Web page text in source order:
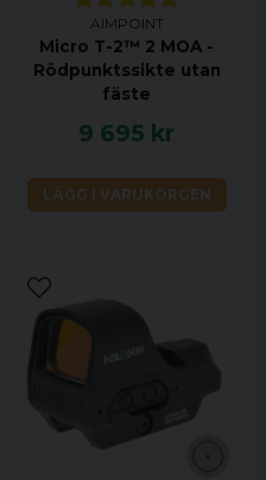
AIMPOINT
Micro T-2™ 2 MOA -
Rödpunktssikte utan
fäste
9 695 kr
LÄGG I VARUKORGEN